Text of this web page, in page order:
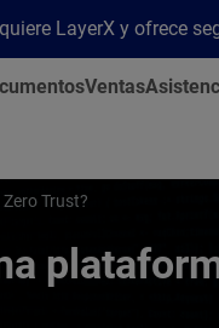
LayerX y ofrece
Ventas
Trust?